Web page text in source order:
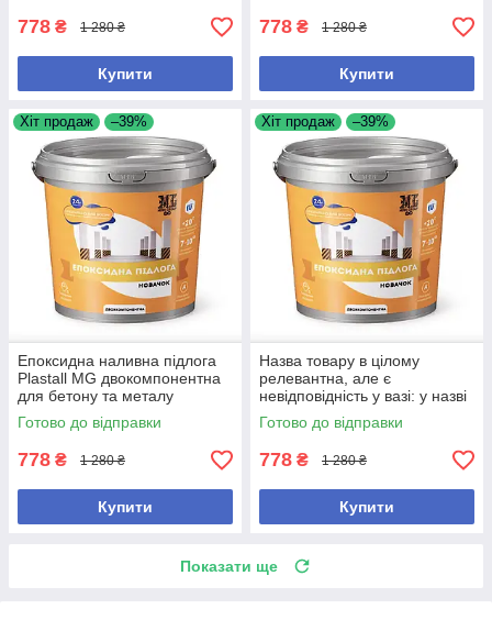
778 ₴ 1 280 ₴
Купити
778 ₴ 1 280 ₴
Купити
Хіт продаж –39%
Епоксидна наливна підлога
Plastall MG двокомпонентна
для бетону та металу
Коротко, релевантно для
пошуку та містить ключові
Готово до відправки
778 ₴ 1 280 ₴
Купити
Хіт продаж –39%
Назва товару в цілому
релевантна, але є
невідповідність у вазі: у назві
1кг, а в описі 4.5кг. Для
маркетплейсу краще лишити
той
Готово до відправки
778 ₴ 1 280 ₴
Купити
Показати ще